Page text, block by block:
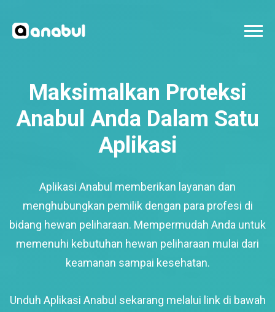
Maksimalkan Proteksi
Anabul Anda Dalam Satu
Aplikasi
Aplikasi Anabul memberikan layanan dan
menghubungkan pemilik dengan para profesi di
bidang hewan peliharaan. Mempermudah Anda untuk
memenuhi kebutuhan hewan peliharaan mulai dari
keamanan sampai kesehatan.
Unduh Aplikasi Anabul sekarang melalui link di bawah